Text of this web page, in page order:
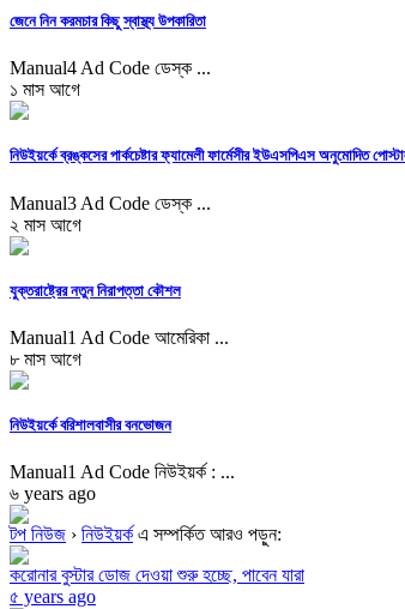
জেনে নিন করমচার কিছু স্বাস্থ্য উপকারিতা
Manual4 Ad Code ডেস্ক ...
১ মাস আগে
নিউইয়র্কে ব্রঙ্কসের পার্কচেষ্টার ফ্যামেলী ফার্মেসীর ইউএসপিএস অনুমোদিত
Manual3 Ad Code ডেস্ক ...
২ মাস আগে
যুক্তরাষ্ট্রের নতুন নিরাপত্তা কৌশল
Manual1 Ad Code আমেরিকা ...
৮ মাস আগে
নিউইয়র্কে বরিশালবাসীর বনভোজন
Manual1 Ad Code নিউইয়র্ক : ...
৬ years ago
টপ নিউজ › নিউইয়র্ক এ সম্পর্কিত আরও পড়ুন:
করোনার বুস্টার ডোজ দেওয়া শুরু হচ্ছে, পাবেন যারা
৫ years ago